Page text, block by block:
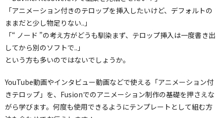
「アニメーション付きのテロップを挿入したいけど、デフォルトの
ままだと少し物足りない..」
「“ ノード ”の考え方がどうも馴染まず、テロップ挿入は一度書き出
してから別のソフトで..」
という方も多いのではないでしょうか。
YouTube動画やインタビュー動画などで使える「アニメーション付
きテロップ」を、Fusionでのアニメーション制作の基礎を押さえな
がら学びます。何度も使用できるようにテンプレートとして組む方